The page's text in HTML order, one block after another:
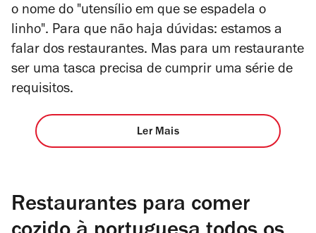
o nome do "utensílio em que se espadela o
linho". Para que não haja dúvidas: estamos a
falar dos restaurantes. Mas para um restaurante
ser uma tasca precisa de cumprir uma série de
requisitos.
Ler Mais
Restaurantes para comer